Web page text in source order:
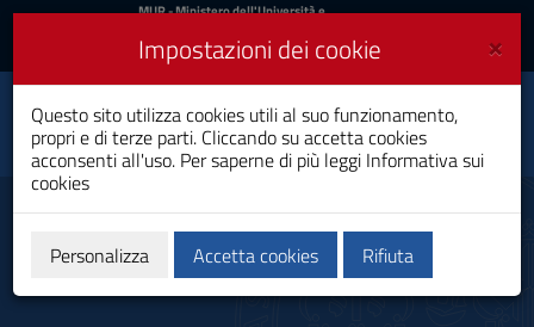
Vai
al
navigazione
MIUR
Accedi
MUR- Ministero dell'Università e
Accedi UniCA News
Toggle
navigation
Università degli
Studi di Cagliari
Saba Giorgia
×
Impostazioni dei cookie
Questo sito utilizza cookies utili al suo funzionamento,
propri e di terze parti. Cliccando su accetta cookies
acconsenti all'uso. Per saperne di più leggi Informativa sui
cookies
Personalizza Accetta cookies Rifiuta